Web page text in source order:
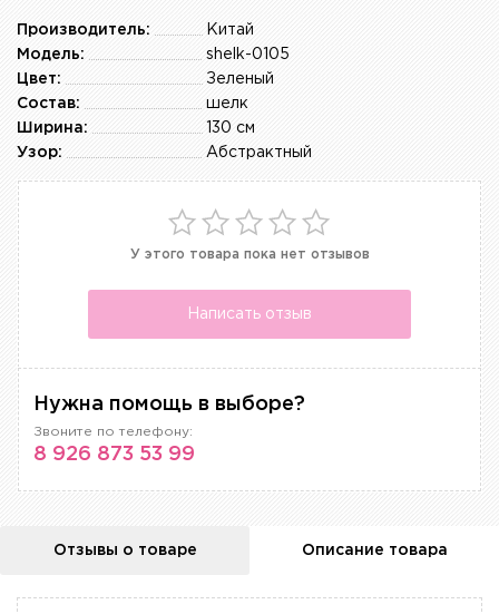
Китай
Производитель:
shelk-0105
Модель:
Зеленый
Цвет:
шелк
Состав:
130 см
Ширина:
Абстрактный
Узор:
У этого товара пока нет отзывов
Написать отзыв
Нужна помощь в выборе?
Звоните по телефону:
8 926 873 53 99
Отзывы о товаре Описание товара